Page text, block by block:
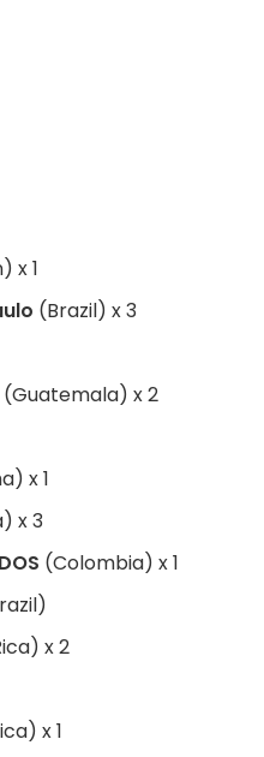
x 1
(Brazil) x 3
(Guatemala) x 2
x 1
x 3
(Colombia) x 1
x 2
x 1